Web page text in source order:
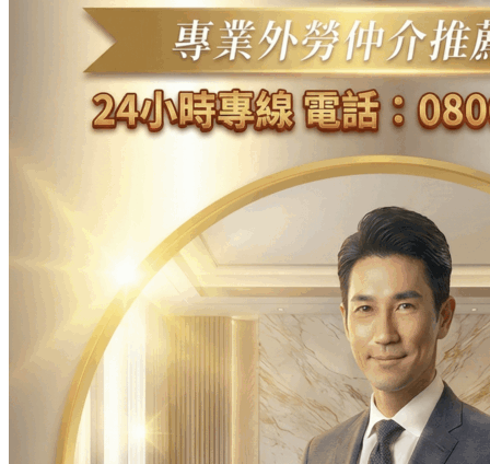
製造業移工
白領專業移工
農業移工
營造業移工
餐飲旅宿-實習生專區
巴氏量表
「3分鐘」巴氏量表評估
巴氏量表是什麼?
多元免評
關於我們
案例分享
歷年評鑑成績
失聯協尋
移工新聞
最新消息